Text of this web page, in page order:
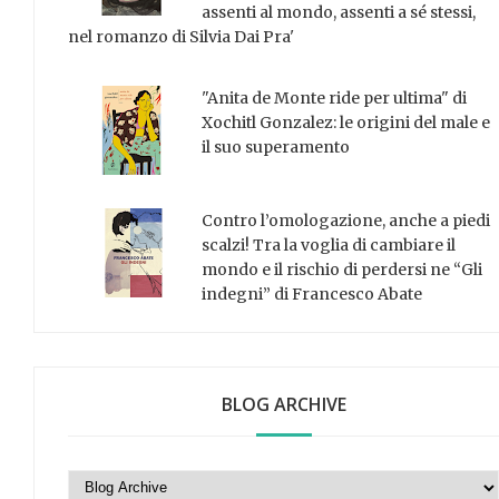
assenti al mondo, assenti a sé stessi,
nel romanzo di Silvia Dai Pra'
"Anita de Monte ride per ultima" di
Xochitl Gonzalez: le origini del male e
il suo superamento
Contro l’omologazione, anche a piedi
scalzi! Tra la voglia di cambiare il
mondo e il rischio di perdersi ne “Gli
indegni” di Francesco Abate
BLOG ARCHIVE